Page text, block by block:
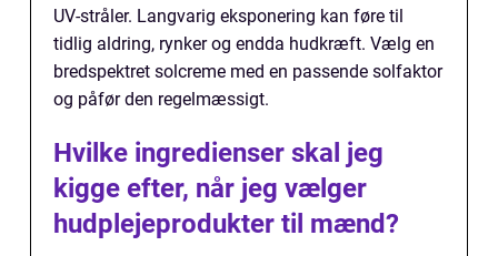
UV-stråler. Langvarig eksponering kan føre til
tidlig aldring, rynker og endda hudkræft. Vælg en
bredspektret solcreme med en passende solfaktor
og påfør den regelmæssigt.
Hvilke ingredienser skal jeg
kigge efter, når jeg vælger
hudplejeprodukter til mænd?